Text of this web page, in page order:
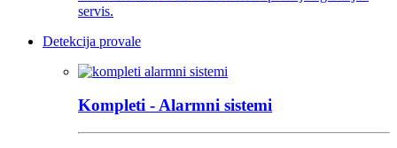
Detekcija provale
Kompleti - Alarmni sistemi